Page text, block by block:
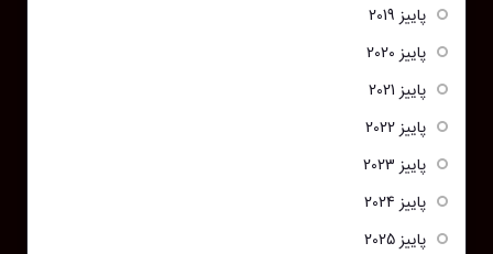
پاییز 2019
پاییز 2020
پاییز 2021
پاییز 2022
پاییز 2023
پاییز 2024
پاییز 2025